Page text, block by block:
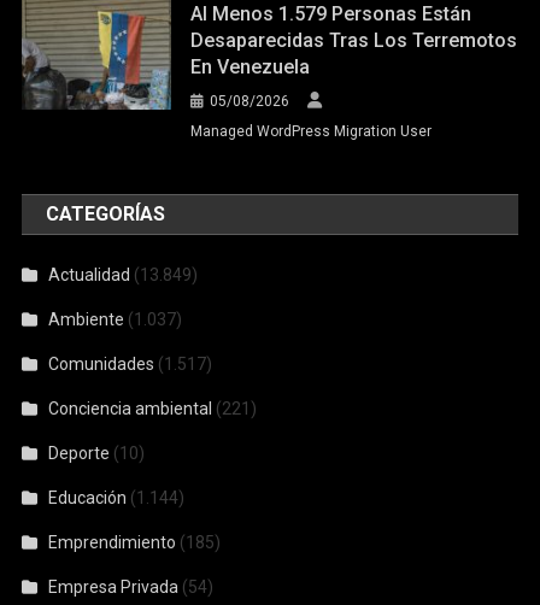
Al Menos 1.579 Personas Están
Desaparecidas Tras Los Terremotos
En Venezuela
05/08/2026
Managed WordPress Migration User
CATEGORÍAS
Actualidad (13.849)
Ambiente (1.037)
Comunidades (1.517)
Conciencia ambiental (221)
Deporte (10)
Educación (1.144)
Emprendimiento (185)
Empresa Privada (54)